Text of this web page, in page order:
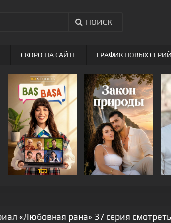
«Любовная рана» 37 серия
ПОИСК
СКОРО НА САЙТЕ ГРАФИК НОВЫХ СЕРИЙ